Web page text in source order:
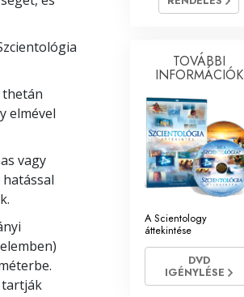
Eszközök a munkahelyen
Az etika és az állapotok
Az elnyomás oka
A szervezés alapjai
A public relations alapjai
Célok és célkitűzések
thetán
elmével
vagy
tartják
TOVÁBBI
INFORMÁCIÓK
A Scientology
áttekintése
DVD
IGÉNYLÉSE